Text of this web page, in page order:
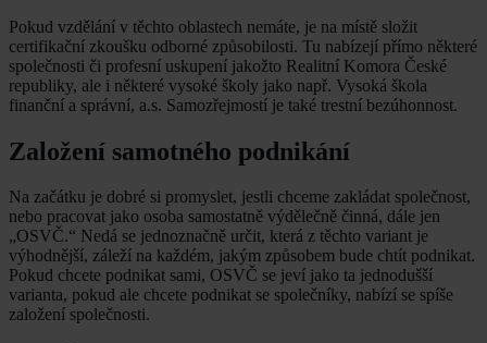
Pokud vzdělání v těchto oblastech nemáte, je na místě složit
certifikační zkoušku odborné způsobilosti. Tu nabízejí přímo některé
společnosti či profesní uskupení jakožto Realitní Komora České
republiky, ale i některé vysoké školy jako např. Vysoká škola
finanční a správní, a.s. Samozřejmostí je také trestní bezúhonnost.
Založení samotného podnikání
Na začátku je dobré si promyslet, jestli chceme zakládat společnost,
nebo pracovat jako osoba samostatně výdělečně činná, dále jen
„OSVČ.“ Nedá se jednoznačně určit, která z těchto variant je
výhodnější, záleží na každém, jakým způsobem bude chtít podnikat.
Pokud chcete podnikat sami, OSVČ se jeví jako ta jednodušší
varianta, pokud ale chcete podnikat se společníky, nabízí se spíše
založení společnosti.